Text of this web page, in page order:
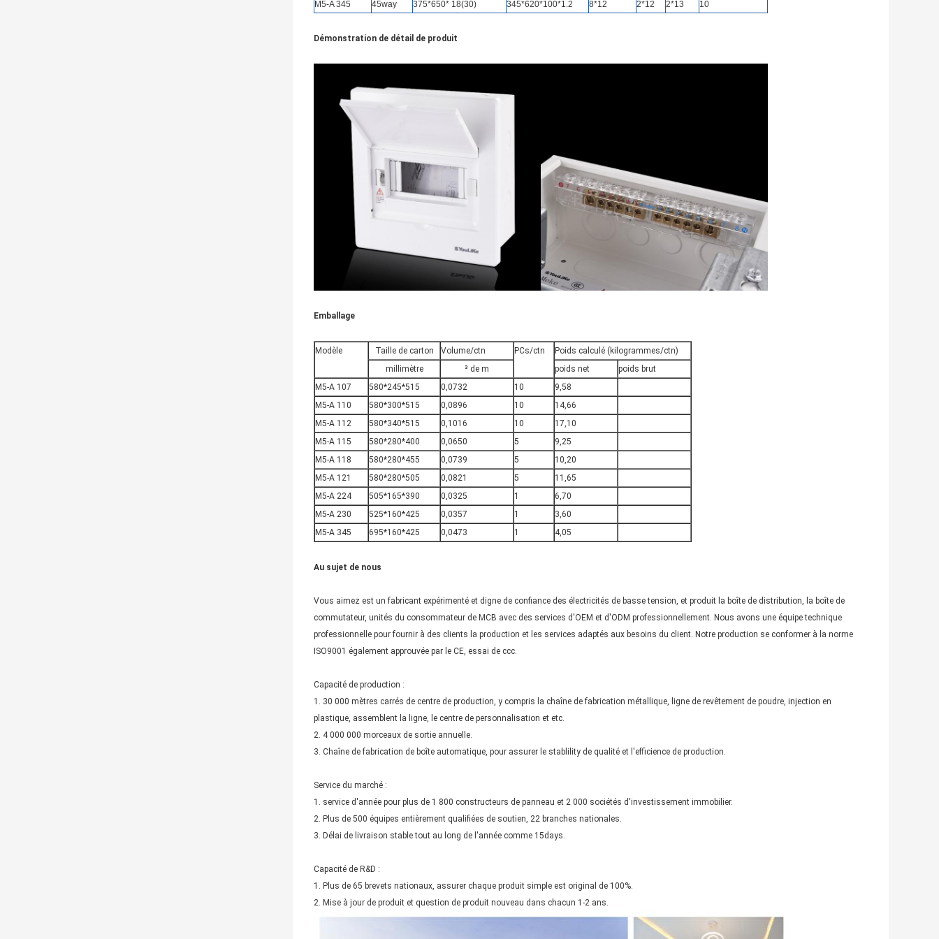
SOUMETTRE
M5-A 345
45way 375*650* 18(30) 345*620*100*1.2 8*12 2*12 2*13 10
Démonstration de détail de produit
Emballage
Modèle Taille de carton Volume/ctn PCs/ctn
Poids calculé (kilogrammes/ctn)
millimètre
³ de m poids net
poids brut
M5-A 107
580*245*515 0,0732 10
9,58
M5-A 110
580*300*515 0,0896 10
14,66
M5-A 112
580*340*515 0,1016 10
17,10
M5-A 115
580*280*400 0,0650 5
9,25
M5-A 118
580*280*455 0,0739 5
10,20
M5-A 121
580*280*505 0,0821 5
11,65
M5-A 224
505*165*390 0,0325 1
6,70
M5-A 230
525*160*425 0,0357 1
3,60
M5-A 345
695*160*425 0,0473 1 4,05
Au sujet de nous
Vous aimez est un fabricant expérimenté et digne de confiance des électricités de basse tension, et produit la boîte de distribution, la boîte de
commutateur, unités du consommateur de MCB avec des services d'OEM et d'ODM professionnellement. Nous avons une équipe technique
professionnelle pour fournir à des clients la production et les services adaptés aux besoins du client. Notre production se conformer à la norme
ISO9001 également approuvée par le CE, essai de ccc.
Capacité de production :
1. 30 000 mètres carrés de centre de production, y compris la chaîne de fabrication métallique, ligne de revêtement de poudre, injection en
plastique, assemblent la ligne, le centre de personnalisation et etc.
2. 4 000 000 morceaux de sortie annuelle.
3. Chaîne de fabrication de boîte automatique, pour assurer le stablility de qualité et l'efficience de production.
Service du marché :
1. service d'année pour plus de 1 800 constructeurs de panneau et 2 000 sociétés d'investissement immobilier.
2. Plus de 500 équipes entièrement qualifiées de soutien, 22 branches nationales.
3. Délai de livraison stable tout au long de l'année comme 15days.
Capacité de R&D :
1. Plus de 65 brevets nationaux, assurer chaque produit simple est original de 100%.
2. Mise à jour de produit et question de produit nouveau dans chacun 1-2 ans.